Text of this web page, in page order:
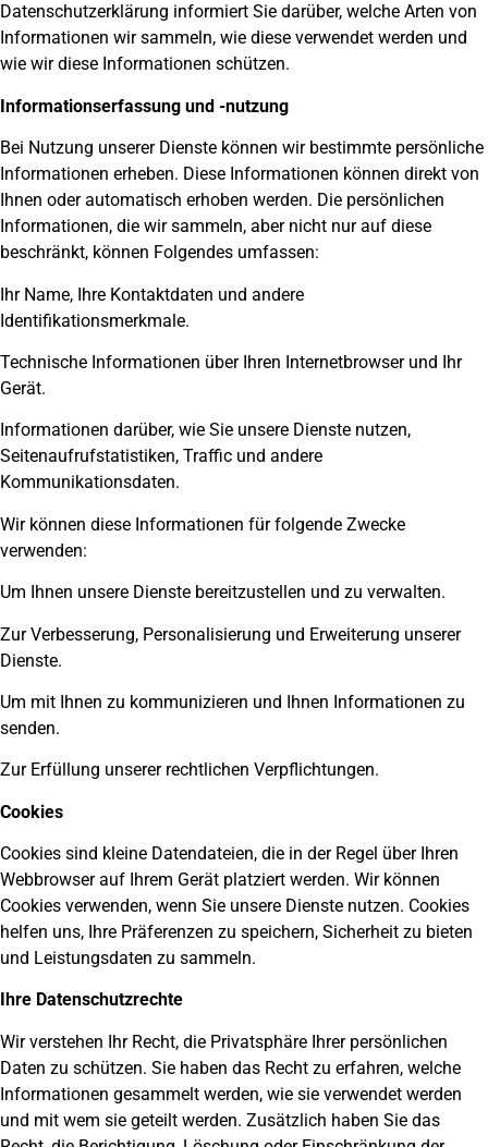
Datenschutzerklärung informiert Sie darüber, welche Arten von
Informationen wir sammeln, wie diese verwendet werden und
wie wir diese Informationen schützen.
Informationserfassung und -nutzung
Bei Nutzung unserer Dienste können wir bestimmte persönliche
Informationen erheben. Diese Informationen können direkt von
Ihnen oder automatisch erhoben werden. Die persönlichen
Informationen, die wir sammeln, aber nicht nur auf diese
beschränkt, können Folgendes umfassen:
Ihr Name, Ihre Kontaktdaten und andere
Identifikationsmerkmale.
Technische Informationen über Ihren Internetbrowser und Ihr
Gerät.
Informationen darüber, wie Sie unsere Dienste nutzen,
Seitenaufrufstatistiken, Traffic und andere
Kommunikationsdaten.
Wir können diese Informationen für folgende Zwecke
verwenden:
Um Ihnen unsere Dienste bereitzustellen und zu verwalten.
Zur Verbesserung, Personalisierung und Erweiterung unserer
Dienste.
Um mit Ihnen zu kommunizieren und Ihnen Informationen zu
senden.
Zur Erfüllung unserer rechtlichen Verpflichtungen.
Cookies
Cookies sind kleine Datendateien, die in der Regel über Ihren
Webbrowser auf Ihrem Gerät platziert werden. Wir können
Cookies verwenden, wenn Sie unsere Dienste nutzen. Cookies
helfen uns, Ihre Präferenzen zu speichern, Sicherheit zu bieten
und Leistungsdaten zu sammeln.
Ihre Datenschutzrechte
Wir verstehen Ihr Recht, die Privatsphäre Ihrer persönlichen
Daten zu schützen. Sie haben das Recht zu erfahren, welche
Informationen gesammelt werden, wie sie verwendet werden
und mit wem sie geteilt werden. Zusätzlich haben Sie das